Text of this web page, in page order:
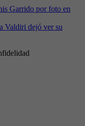
Garrido por foto en
Valdiri dejó ver su